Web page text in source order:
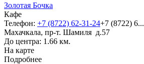
Золотая Бочка
Кафе
Телефон: +7 (8722) 62-31-24+7 (8722) 6...
Махачкала, пр-т. Шамиля д.57
До центра: 1.66 км.
На карте
Подробнее